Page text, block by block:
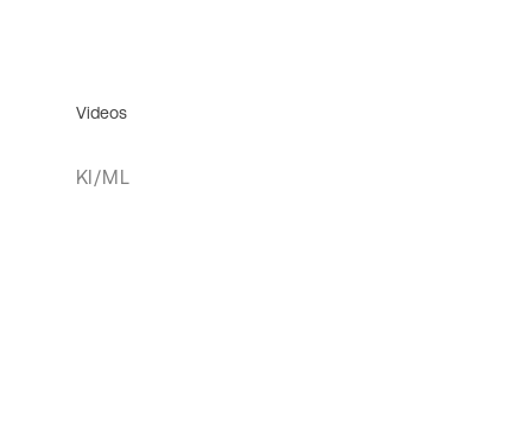
Videos
KI/ML